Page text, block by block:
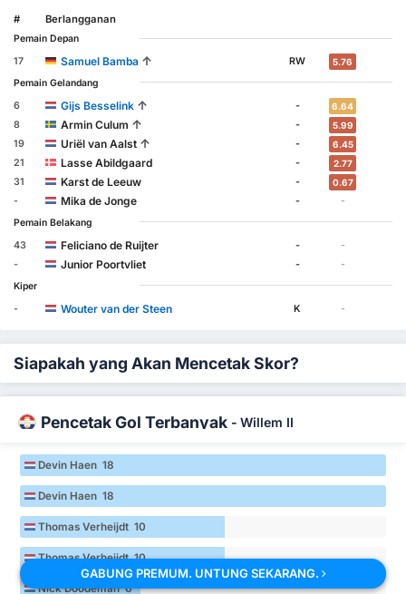
# Berlangganan
Pemain Depan
17
Samuel Bamba ↑ RW 5.76
Pemain Gelandang
6
Gijs Besselink ↑ - 6.64
8 Armin Culum ↑ - 5.99
19 Uriël van Aalst ↑ - 6.45
21 Lasse Abildgaard - 2.77
31 Karst de Leeuw - 0.67
- Mika de Jonge -
-
Pemain Belakang
43
Feliciano de Ruijter -
-
-
Junior Poortvliet -
-
Kiper
-
Wouter van der Steen K -
Siapakah yang Akan Mencetak Skor?
Pencetak Gol Terbanyak - Willem II
Devin Haen 18
Devin Haen 18
Thomas Verheijdt 10
Thomas Verheijdt 10
Nick Doodeman 6
GABUNG PREMUM. UNTUNG SEKARANG.